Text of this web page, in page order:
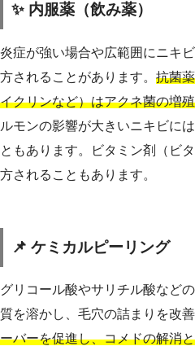
✨ 内服薬（飲み薬）
炎症が強い場合や広範囲にニキ
方されることがあります。 抗菌
イクリンなど）はアクネ菌の増
ルモンの影響が大きいニキビに
ともあります。ビタミン剤（ビ
方されることもあります。
📌 ケミカルピーリング
グリコール酸やサリチル酸など
質を溶かし、毛穴の詰まりを改善
ーバーを促進し、コメドの解消